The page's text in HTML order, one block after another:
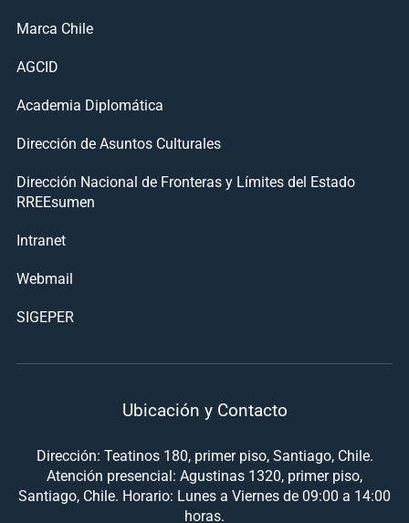
Marca Chile
AGCID
Academia Diplomática
Dirección de Asuntos Culturales
Dirección Nacional de Fronteras y Límites del Estado
RREEsumen
Intranet
Webmail
SIGEPER
Ubicación y Contacto
Dirección: Teatinos 180, primer piso, Santiago, Chile.
Atención presencial: Agustinas 1320, primer piso,
Santiago, Chile. Horario: Lunes a Viernes de 09:00 a 14:00
horas.